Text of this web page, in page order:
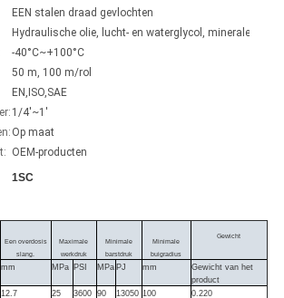
EEN stalen draad gevlochten
-40°C~+100°C
50 m, 100 m/rol
EN,ISO,SAE
1/4'~1'
Op maat
OEM-producten
1SC
Een overdosis
slang.
Maximale
werkdruk
Minimale
barstdruk
Minimale
buigradius
Gewicht
mm MPa PSI MPa PJ mm
Gewicht van het
product
12.7 25 3600 90 13050 100 0.220